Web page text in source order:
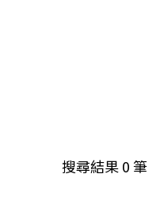
搜尋結果0筆